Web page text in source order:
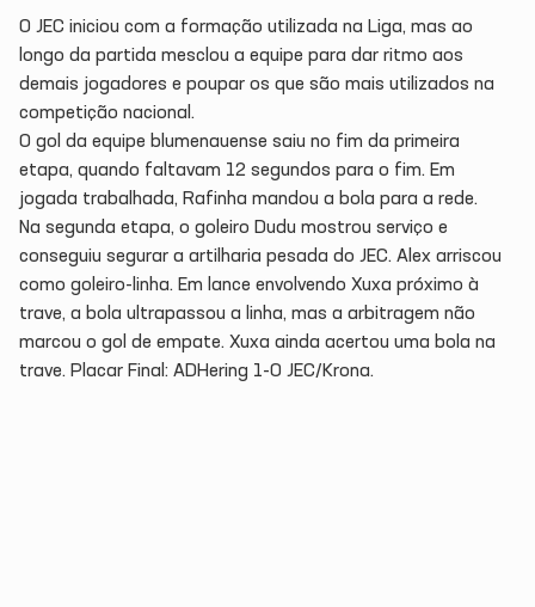
O JEC iniciou com a formação utilizada na Liga, mas ao
longo da partida mesclou a equipe para dar ritmo aos
demais jogadores e poupar os que são mais utilizados na
competição nacional.
O gol da equipe blumenauense saiu no fim da primeira
etapa, quando faltavam 12 segundos para o fim. Em
jogada trabalhada, Rafinha mandou a bola para a rede.
Na segunda etapa, o goleiro Dudu mostrou serviço e
conseguiu segurar a artilharia pesada do JEC. Alex arriscou
como goleiro-linha. Em lance envolvendo Xuxa próximo à
trave, a bola ultrapassou a linha, mas a arbitragem não
marcou o gol de empate. Xuxa ainda acertou uma bola na
trave. Placar Final: ADHering 1-0 JEC/Krona.